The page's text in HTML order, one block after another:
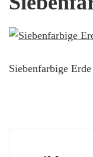
Siebenfarbige